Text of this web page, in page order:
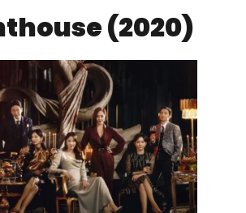
(2020)